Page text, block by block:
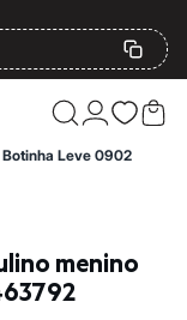
Leve 0902